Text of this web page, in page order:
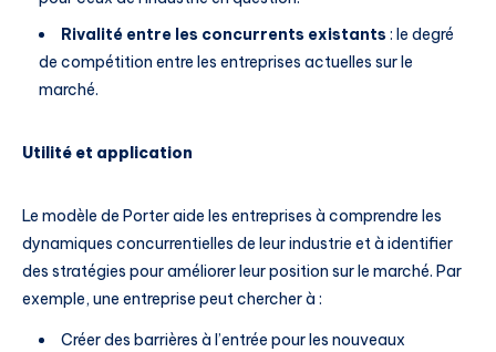
Rivalité entre les concurrents existants : le degré
de compétition entre les entreprises actuelles sur le
marché.
Utilité et application
Le modèle de Porter aide les entreprises à comprendre les
dynamiques concurrentielles de leur industrie et à identifier
des stratégies pour améliorer leur position sur le marché. Par
exemple, une entreprise peut chercher à :
Créer des barrières à l’entrée pour les nouveaux